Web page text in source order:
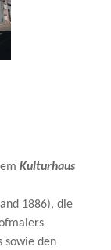
Kulturhaus
1886), die
sowie den